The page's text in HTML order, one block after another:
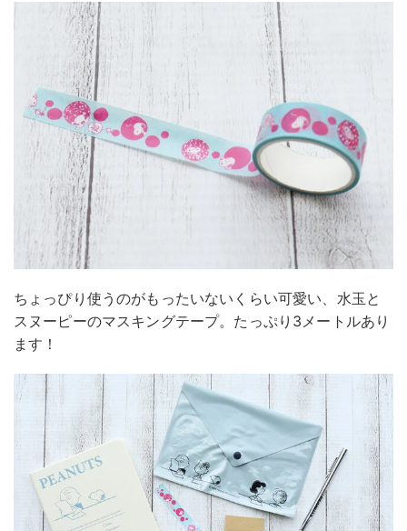
ちょっぴり使うのがもったいないくらい可愛い、水玉と
スヌーピーのマスキングテープ。たっぷり3メートルあり
ます！